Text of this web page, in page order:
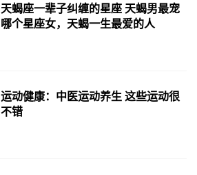
天蝎座一辈子纠缠的星座 天蝎男最宠
哪个星座女，天蝎一生最爱的人
运动健康：中医运动养生 这些运动很
不错